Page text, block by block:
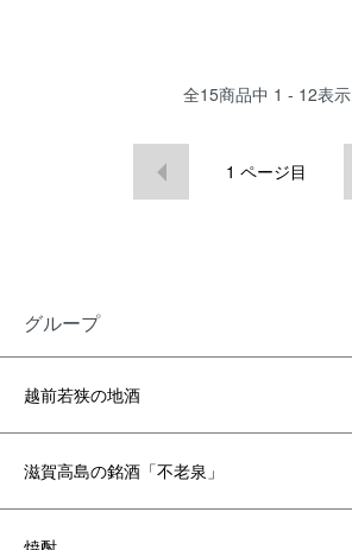
全15商品中 1 - 12表示
1 ページ目
グループ
越前若狭の地酒
滋賀高島の銘酒「不老泉」